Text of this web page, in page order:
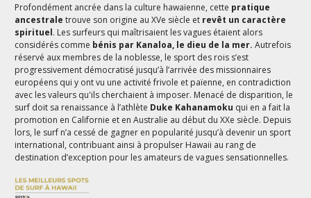
Profondément ancrée dans la culture hawaïenne, cette pratique
ancestrale trouve son origine au XVe siècle et revêt un caractère
spirituel. Les surfeurs qui maîtrisaient les vagues étaient alors
considérés comme bénis par Kanaloa, le dieu de la mer. Autrefois
réservé aux membres de la noblesse, le sport des rois s’est
progressivement démocratisé jusqu’à l’arrivée des missionnaires
européens qui y ont vu une activité frivole et païenne, en contradiction
avec les valeurs qu'ils cherchaient à imposer. Menacé de disparition, le
surf doit sa renaissance à l’athlète Duke Kahanamoku qui en a fait la
promotion en Californie et en Australie au début du XXe siècle. Depuis
lors, le surf n’a cessé de gagner en popularité jusqu’à devenir un sport
international, contribuant ainsi à propulser Hawaii au rang de
destination d’exception pour les amateurs de vagues sensationnelles.